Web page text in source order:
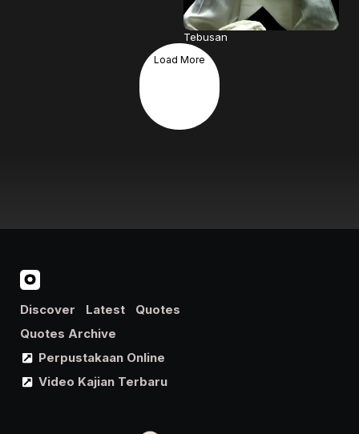
Tebusan
Load More
Discover Latest
Quotes
Quotes Archive
Perpustakaan Online
Video Kajian Terbaru